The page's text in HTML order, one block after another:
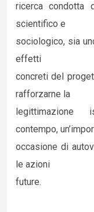
ricerca condotta
scientifico e
sociologico, sia
effetti
concreti del
rafforzarne la
legittimazione
contempo,
occasione di
le azioni
future.